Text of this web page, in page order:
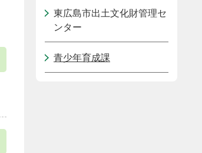
東広島市出土文化財管理セ
ンター
青少年育成課